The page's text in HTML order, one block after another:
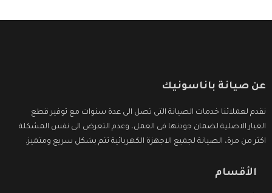
عن صيانة باناسونيك
نقدم لعملائنا خدمات الصيانة التى تصل الى عدة سنوات مع توفير قطع
الغيار الاصلية لضمان جودتها فى العمل، وعدم التعرض الى نفس المشكلة
اكثر من مرة، الصيانة لجميع الاجهزة الكهربائية تتم بشكل سريع ومتميز.
الأقسام